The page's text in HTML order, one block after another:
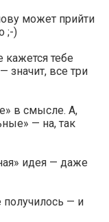
может прийти
;-)
кажется тебе
значит, все три
в смысле. А,
— на, так
идея — даже
— и